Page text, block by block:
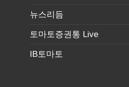
뉴스리듬
토마토증권통 Live
IB토마토